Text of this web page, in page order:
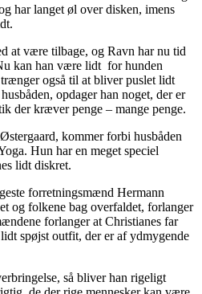
har langet øl over disken, imens
at være tilbage, og Ravn har nu tid
kan han være lidt for hunden
også til at bliver puslet lidt
opdager han noget, der er
der kræver penge – mange penge.
kommer forbi husbåden
Hun har en meget speciel
lidt diskret.
forretningsmænd Hermann
og folkene bag overfaldet, forlanger
forlanger at Christianes far
spøjst outfit, der er af ydmygende
så bliver han rigeligt